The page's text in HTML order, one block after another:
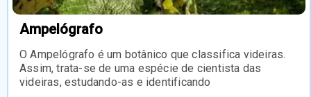
Ampelógrafo
O Ampelógrafo é um botânico que classifica videiras.
Assim, trata-se de uma espécie de cientista das
videiras, estudando-as e identificando